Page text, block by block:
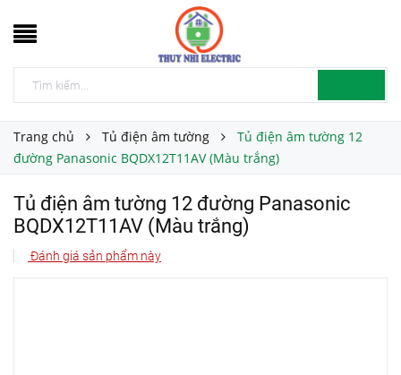
Trang chủ Tủ điện âm tường
Tủ điện âm tường 12
đường Panasonic BQDX12T11AV (Màu trắng)
Tủ điện âm tường 12 đường Panasonic
BQDX12T11AV (Màu trắng)
Đánh giá sản phẩm này